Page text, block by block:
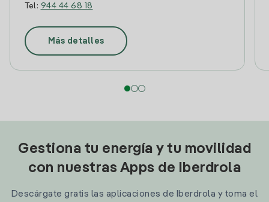
Tel: 944 44 68 18
Más detalles
Gestiona tu energía y tu movilidad
con nuestras Apps de Iberdrola
Descárgate gratis las aplicaciones de Iberdrola y toma el